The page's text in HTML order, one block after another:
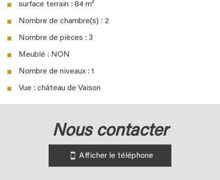
surface terrain : 84 m²
Nombre de chambre(s) : 2
Nombre de pièces : 3
Meublé : NON
Nombre de niveaux : 1
Vue : château de Vaison
la ville de vaison-la-romaine (84110)
nous contacter
Afficher le téléphone